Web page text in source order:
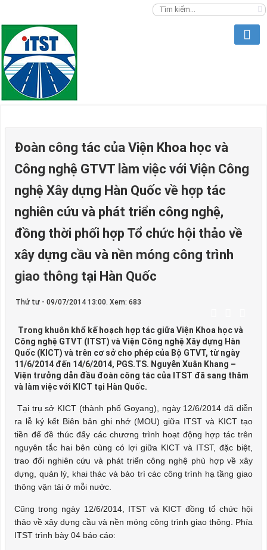
Đoàn công tác của Viện Khoa học và
Công nghệ GTVT làm việc với Viện Công
nghệ Xây dựng Hàn Quốc về hợp tác
nghiên cứu và phát triển công nghệ,
đồng thời phối hợp Tổ chức hội thảo về
xây dựng cầu và nền móng công trình
giao thông tại Hàn Quốc
Thứ tư - 09/07/2014 13:00. Xem: 683
Trong khuôn khổ kế hoạch hợp tác giữa Viện Khoa học và
Công nghệ GTVT (ITST) và Viện Công nghệ Xây dựng Hàn
Quốc (KICT) và trên cơ sở cho phép của Bộ GTVT, từ ngày
11/6/2014 đến 14/6/2014, PGS.TS. Nguyễn Xuân Khang –
Viện trưởng dẫn đầu đoàn công tác của ITST đã sang thăm
và làm việc với KICT tại Hàn Quốc.
Tại trụ sở KICT (thành phố Goyang), ngày 12/6/2014 đã diễn
ra lễ ký kết Biên bản ghi nhớ (MOU) giữa ITST và KICT tạo
tiền để đề thúc đẩy các chương trình hoạt động hợp tác trên
nguyên tắc hai bên cùng có lợi giữa KICT và ITST, đặc biệt,
trao đổi nghiên cứu và phát triển công nghệ phù hợp về xây
dựng, quản lý, khai thác và bảo trì các công trình hạ tầng giao
thông vận tải ở mỗi nước.
Cũng trong ngày 12/6/2014, ITST và KICT đồng tổ chức hội
thảo về xây dựng cầu và nền móng công trình giao thông. Phía
ITST trình bày 04 báo cáo: